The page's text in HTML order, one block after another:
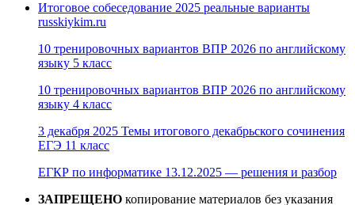
Итоговое собеседование 2025 реальные варианты
russkiykim.ru
10 тренировочных вариантов ВПР 2026 по английскому
языку 5 класс
10 тренировочных вариантов ВПР 2026 по английскому
языку 4 класс
3 декабря 2025 Темы итогового декабрьского сочинения
ЕГЭ 11 класс
ЕГКР по информатике 13.12.2025 — решения и разбор
ЗАПРЕЩЕНО копирование материалов без указания